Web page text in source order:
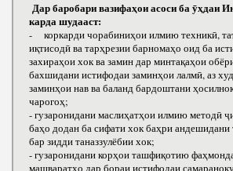
Дар баробари вазифаҳои асоси ба ӯҳдаи
карда шудааст:
- коркарди чорабиниҳои илмию техникӣ,
иқтисодӣ ва тарҳрезии барномаҳо оид ба
захираҳои хок ва замин дар минтақаҳои
бахшидани истифодаи заминҳои лалмӣ, аз
заминҳои нав ва баланд бардоштани
чарогоҳ;
- гузаронидани маслиҳатҳои илмию методӣ
баҳо додан ба сифати хок баҳри андешидани
бар зидди таназзулёбии хок;
- гузаронидани корҳои ташфиқотию